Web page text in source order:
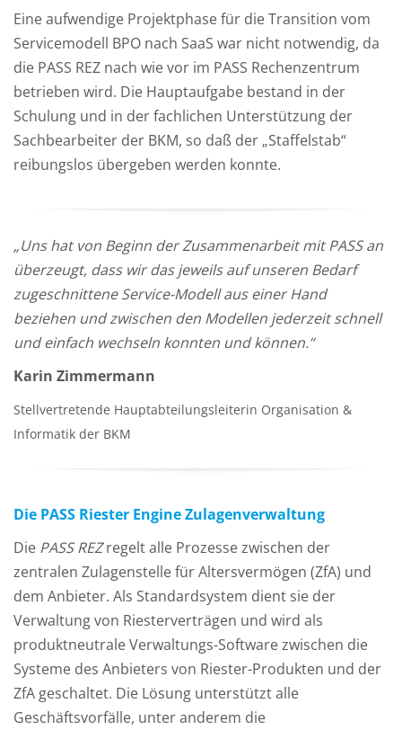
Eine aufwendige Projektphase für die Transition vom
Servicemodell BPO nach SaaS war nicht notwendig, da
die PASS REZ nach wie vor im PASS Rechenzentrum
betrieben wird. Die Hauptaufgabe bestand in der
Schulung und in der fachlichen Unterstützung der
Sachbearbeiter der BKM, so daß der „Staffelstab“
reibungslos übergeben werden konnte.
„Uns hat von Beginn der Zusammenarbeit mit PASS an
überzeugt, dass wir das jeweils auf unseren Bedarf
zugeschnittene Service-Modell aus einer Hand
beziehen und zwischen den Modellen jederzeit schnell
und einfach wechseln konnten und können.“
Karin Zimmermann
Stellvertretende Hauptabteilungsleiterin Organisation &
Informatik der BKM
Die PASS Riester Engine Zulagenverwaltung
Die PASS REZregelt alle Prozesse zwischen der
zentralen Zulagenstelle für Altersvermögen (ZfA) und
dem Anbieter. Als Standardsystem dient sie der
Verwaltung von Riesterverträgen und wird als
produktneutrale Verwaltungs-Software zwischen die
Systeme des Anbieters von Riester-Produkten und der
ZfA geschaltet. Die Lösung unterstützt alle
Geschäftsvorfälle, unter anderem die